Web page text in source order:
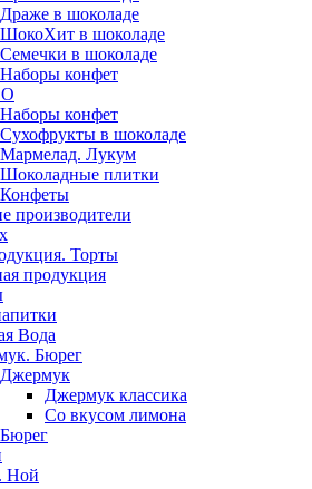
Драже в шоколаде
ШокоХит в шоколаде
Семечки в шоколаде
Наборы конфет
Наборы конфет
Сухофрукты в шоколаде
Мармелад. Лукум
Шоколадные плитки
Конфеты
производители
Торты
продукция
Вода
Бюрег
Джермук
Джермук классика
Со вкусом лимона
Бюрег
Ной